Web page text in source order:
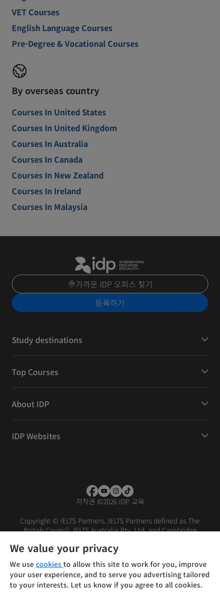
VET Courses
English Language Courses
Pre-Degree & Vocational Courses
By overseas country
Courses In United States
Courses In United Kingdom
Courses In Australia
Courses In Canada
Courses In New Zealand
Courses In Ireland
Courses In Malaysia
가까운 IDP 오피스 찾기
등록하기
Study destinations
Top Courses
About IDP
IDP Websites
저작권 ©2026 IDP 교육
Copyright © IELTS Partners. IELTS Partners defined as The
British Council, IELTS Australia Pty. Ltd. and Cambridge
We value your privacy
We use cookies to allow this site to work for you, improve
your user experience, and to serve you advertising tailored
to your interests. Let us know if you agree to all cookies.